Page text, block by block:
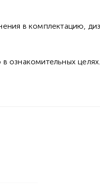
в комплектацию,
ознакомительных